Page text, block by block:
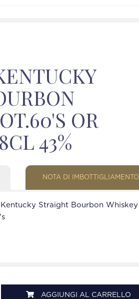
OR
43%
NOTA DI IMBOTTIGLIAMENTO
Straight Bourbon Whiskey
AGGIUNGI AL CARRELLO